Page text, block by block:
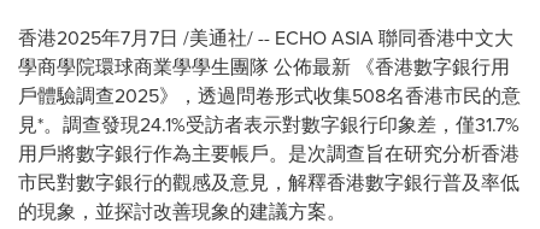
香港2025年7月7日 /美通社/ -- ECHOASIA聯同香港中文大
學商學院環球商業學學生團隊 公佈最新 《香港數字銀行用
戶體驗調查2025》，透過問卷形式收集508名香港市民的意
見*。調查發現24.1%受訪者表示對數字銀行印象差，僅31.7%
用戶將數字銀行作為主要帳戶。是次調查旨在研究分析香港
市民對數字銀行的觀感及意見，解釋香港數字銀行普及率低
的現象，並探討改善現象的建議方案。